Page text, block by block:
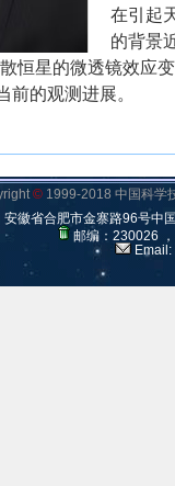
在引起
的背景
恒星的微透镜效应
的观测进展。
©1999-2018 中国科学
安徽省合肥市金寨路96号中
邮编：230026
Email: